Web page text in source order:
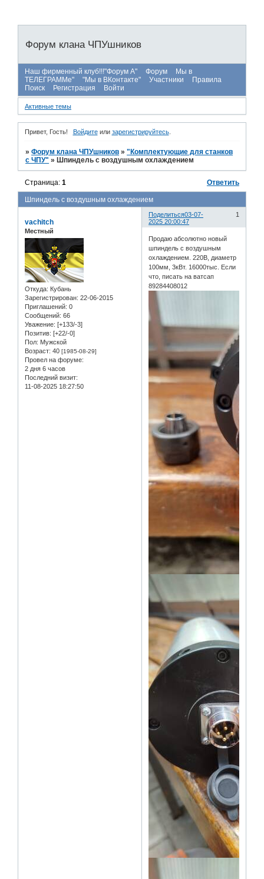
Форум клана ЧПУшников
Наш фирменный клуб!!!"Форум А" Форум
Мы в
ТЕЛЕГРАММе"
"Мы в ВКонтакте" Участники
Правила
Поиск
Регистрация Войти
Активные темы
Привет, Гость! Войдитеили зарегистрируйтесь.
»Форум клана ЧПУшников »"Комплектующие для станков
с ЧПУ" » Шпиндель с воздушным охлаждением
Шпиндель с воздушным охлаждением
Страница:1 Ответить
Поделиться 1
03-07-
2025 20:00:47
vachitch
Местный
Откуда: Кубань
Зарегистрирован: 22-06-2015
Приглашений: 0
Сообщений: 66
Уважение: [+133/-3]
Позитив: [+22/-0]
Пол: Мужской
Возраст: 40 [1985-08-29]
Провел на форуме:
2 дня 6 часов
Последний визит:
11-08-2025 18:27:50
Продаю абсолютно новый
шпиндель с воздушным
охлаждением. 220В, диаметр
100мм, 3кВт. 16000тыс. Если
что, писать на ватсап
89284408012